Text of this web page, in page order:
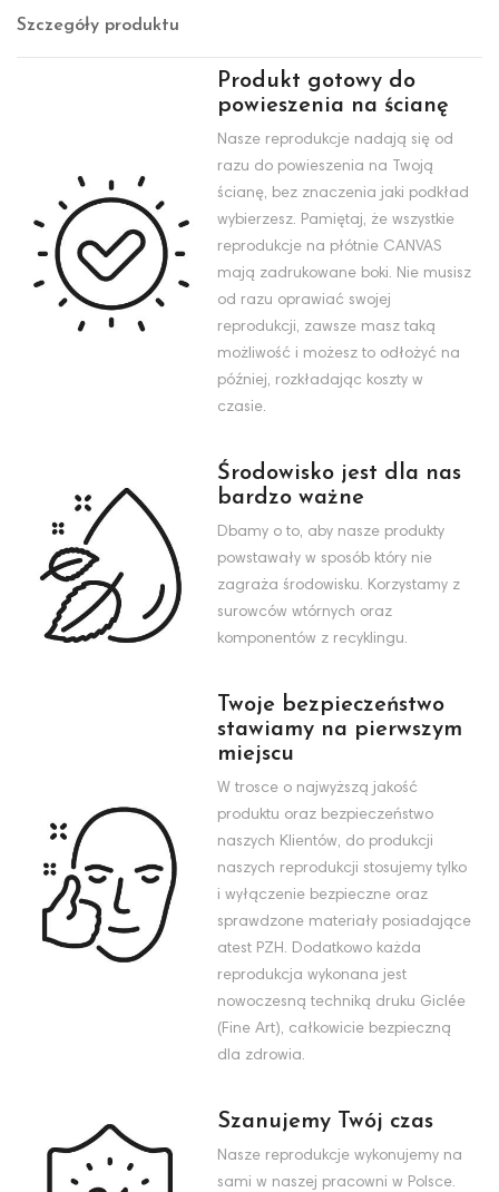
Szczegóły produktu
Produkt gotowy do
powieszenia na ścianę
Nasze reprodukcje nadają się od
razu do powieszenia na Twoją
ścianę, bez znaczenia jaki podkład
wybierzesz. Pamiętaj, że wszystkie
reprodukcje na płótnie CANVAS
mają zadrukowane boki. Nie musisz
od razu oprawiać swojej
reprodukcji, zawsze masz taką
możliwość i możesz to odłożyć na
później, rozkładając koszty w
czasie.
Środowisko jest dla nas
bardzo ważne
Dbamy o to, aby nasze produkty
powstawały w sposób który nie
zagraża środowisku. Korzystamy z
surowców wtórnych oraz
komponentów z recyklingu.
Twoje bezpieczeństwo
stawiamy na pierwszym
miejscu
W trosce o najwyższą jakość
produktu oraz bezpieczeństwo
naszych Klientów, do produkcji
naszych reprodukcji stosujemy tylko
i wyłączenie bezpieczne oraz
sprawdzone materiały posiadające
atest PZH. Dodatkowo każda
reprodukcja wykonana jest
nowoczesną techniką druku Giclée
(Fine Art), całkowicie bezpieczną
dla zdrowia.
Szanujemy Twój czas
Nasze reprodukcje wykonujemy na
sami w naszej pracowni w Polsce.